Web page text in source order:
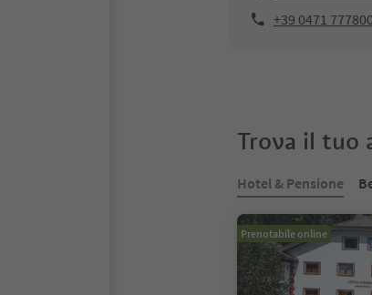
+39 0471 777800
Trova il tuo
Hotel & Pensione
Prenotabile online